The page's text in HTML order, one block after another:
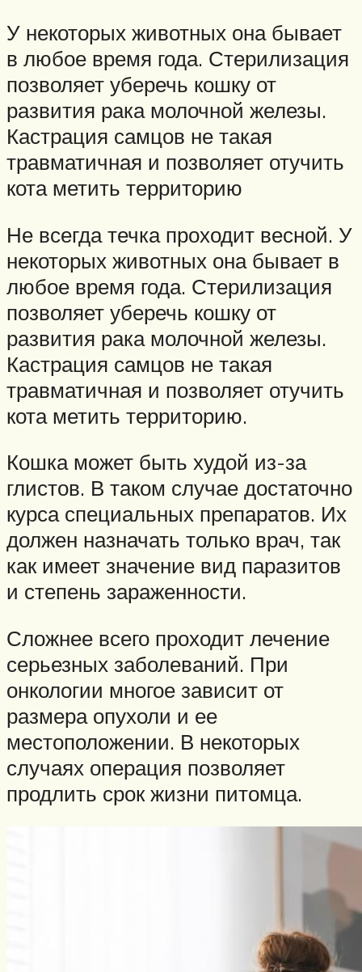
У некоторых животных она бывает
в любое время года. Стерилизация
позволяет уберечь кошку от
развития рака молочной железы.
Кастрация самцов не такая
травматичная и позволяет отучить
кота метить территорию
Не всегда течка проходит весной. У
некоторых животных она бывает в
любое время года. Стерилизация
позволяет уберечь кошку от
развития рака молочной железы.
Кастрация самцов не такая
травматичная и позволяет отучить
кота метить территорию.
Кошка может быть худой из-за
глистов. В таком случае достаточно
курса специальных препаратов. Их
должен назначать только врач, так
как имеет значение вид паразитов
и степень зараженности.
Сложнее всего проходит лечение
серьезных заболеваний. При
онкологии многое зависит от
размера опухоли и ее
местоположении. В некоторых
случаях операция позволяет
продлить срок жизни питомца.